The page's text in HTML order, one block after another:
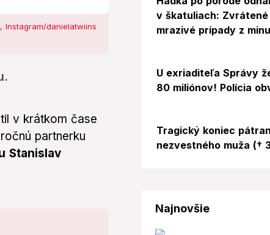
Instagram/danielatwiins
v krátkom čase
partnerku
Stanislav
v škatuliach:
mrazivé prípady z
U exriaditeľa Správy
80 miliónov! Polícia
Tragický koniec
nezvestného muža (†
Najnovšie